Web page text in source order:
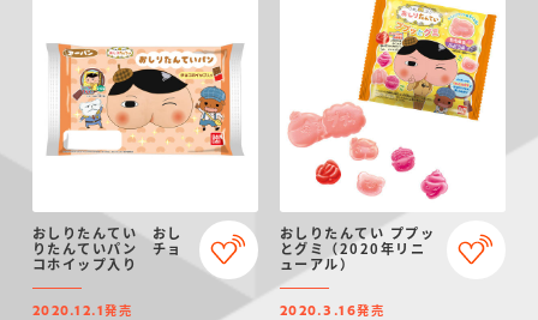
おしりたんてい おし
りたんていパン チョ
コホイップ入り
2020.12.1発売
おしりたんてい ププッ
とグミ（2020年リニ
ューアル）
2020.3.16発売